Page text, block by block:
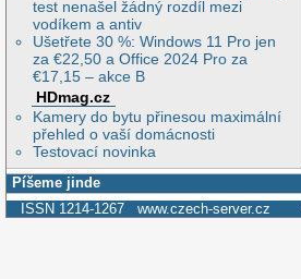
test nenašel žádný rozdíl mezi
vodíkem a antiv
Ušetřete 30 %: Windows 11 Pro jen
za €22,50 a Office 2024 Pro za
€17,15 – akce B
HDmag.cz
Kamery do bytu přinesou maximální
přehled o vaší domácnosti
Testovací novinka
Píšeme jinde
ISSN 1214-1267 www.czech-server.cz